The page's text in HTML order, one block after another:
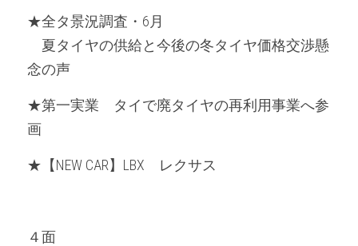
★全タ景況調査・6月
夏タイヤの供給と今後の冬タイヤ価格交渉懸
念の声
★第一実業　タイで廃タイヤの再利用事業へ参
画
★【NEW CAR】LBX　レクサス
４面